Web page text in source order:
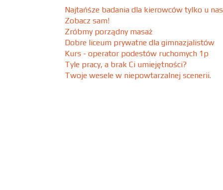
Najtańśze badania dla kierowców tylko u
Zobacz sam!
Zróbmy porządny masaż
Dobre liceum prywatne dla gimnazjalistów
Kurs - operator podestów ruchomych 1p
Tyle pracy, a brak Ci umiejętności?
Twoje wesele w niepowtarzalnej scenerii.